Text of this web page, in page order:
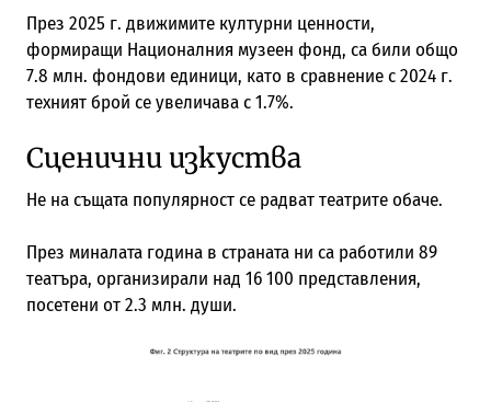
През 2025 г. движимите културни ценности,
формиращи Националния музеен фонд, са били общо
7.8 млн. фондови единици, като в сравнение с 2024 г.
техният брой се увеличава с 1.7%.
Сценични изкуства
Не на същата популярност се радват театрите обаче.
През миналата година в страната ни са работили 89
театъра, организирали над 16 100 представления,
посетени от 2.3 млн. души.